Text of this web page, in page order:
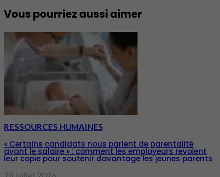
Vous pourriez aussi aimer
RESSOURCES HUMAINES
« Certains candidats nous parlent de parentalité
avant le salaire » : comment les employeurs revoient
leur copie pour soutenir davantage les jeunes parents